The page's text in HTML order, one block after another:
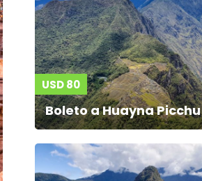
USD 80
Boleto a Huayna Picchu